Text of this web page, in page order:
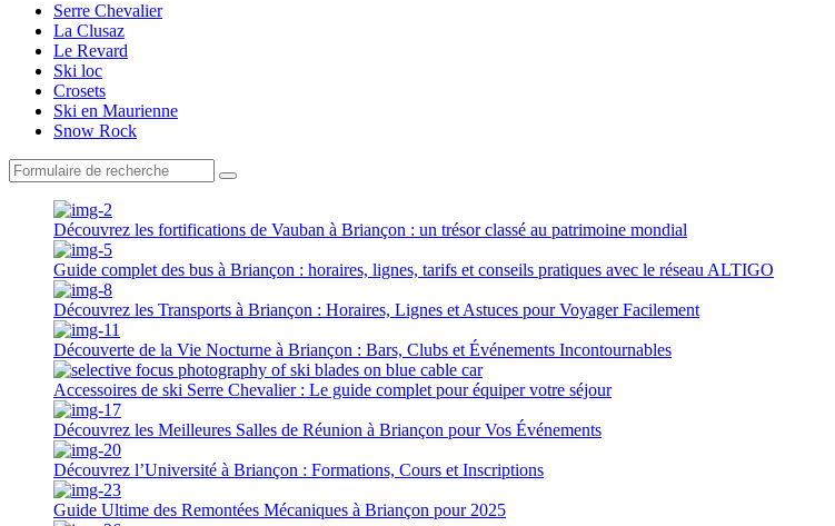
Serre Chevalier
La Clusaz
Le Revard
Ski loc
Crosets
Ski en Maurienne
Snow Rock
Search
Découvrez les fortifications de Vauban à Briançon : un trésor classé au patrimoine mondial
Guide complet des bus à Briançon : horaires, lignes, tarifs et conseils pratiques avec le réseau ALTIGO
Découvrez les Transports à Briançon : Horaires, Lignes et Astuces pour Voyager Facilement
Découverte de la Vie Nocturne à Briançon : Bars, Clubs et Événements Incontournables
Accessoires de ski Serre Chevalier : Le guide complet pour équiper votre séjour
Découvrez les Meilleures Salles de Réunion à Briançon pour Vos Événements
Découvrez l’Université à Briançon : Formations, Cours et Inscriptions
Guide Ultime des Remontées Mécaniques à Briançon pour 2025